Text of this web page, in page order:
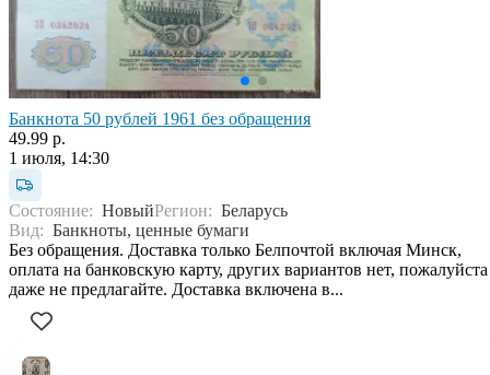
Банкнота 50 рублей 1961 без обращения
49.99 р.
1 июля, 14:30
Состояние: НовыйРегион: Беларусь
Вид: Банкноты, ценные бумаги
Без обращения. Доставка только Белпочтой включая Минск,
оплата на банковскую карту, других вариантов нет, пожалуйста
даже не предлагайте. Доставка включена в...